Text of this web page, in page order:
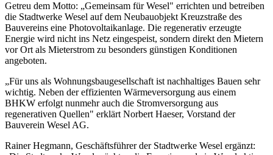
Getreu dem Motto: „Gemeinsam für Wesel" errichten und betreiben
die Stadtwerke Wesel auf dem Neubauobjekt Kreuzstraße des
Bauvereins eine Photovoltaikanlage. Die regenerativ erzeugte
Energie wird nicht ins Netz eingespeist, sondern direkt den Mietern
vor Ort als Mieterstrom zu besonders günstigen Konditionen
angeboten.
„Für uns als Wohnungsbaugesellschaft ist nachhaltiges Bauen sehr
wichtig. Neben der effizienten Wärmeversorgung aus einem
BHKW erfolgt nunmehr auch die Stromversorgung aus
regenerativen Quellen" erklärt Norbert Haeser, Vorstand der
Bauverein Wesel AG.
Rainer Hegmann, Geschäftsführer der Stadtwerke Wesel ergänzt: